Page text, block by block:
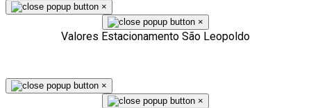
×
×
Valores Estacionamento São Leopoldo
×
×